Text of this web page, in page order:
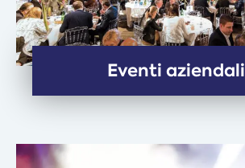
Eventi aziendali